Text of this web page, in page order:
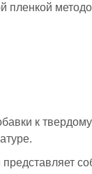
пленкой
к